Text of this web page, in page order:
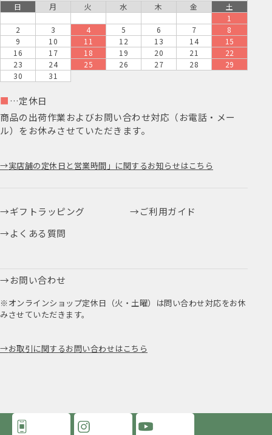
日 月 火 水 木 金
土
1
2
3 4 5 6 7
8
9
10 11 12 13 14
15
16
17 18 19 20 21
22
23
24 25 26 27 28
29
30
31
■ …定休日
商品の出荷作業およびお問い合わせ対応（お電話・メー
ル）をお休みさせていただきます。
実店舗の定休日と営業時間」に関するお知らせはこちら
ギフトラッピング
ご利用ガイド
よくある質問
お問い合わせ
※オンラインショップ定休日（火・土曜）は問い合わせ対応をお休
みさせていただきます。
お取引に関するお問い合わせはこちら